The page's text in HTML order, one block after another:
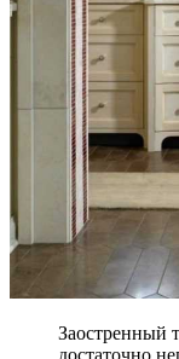
Заостренный
достаточно